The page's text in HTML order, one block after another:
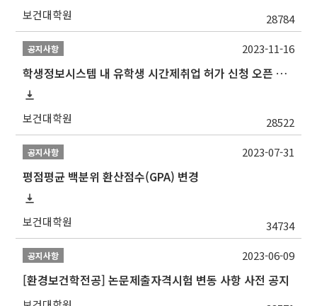
보건대학원 28784
공지사항
학생정보시스템 내 유학생 시간제취업 허가 신청 오픈 안내
보건대학원 28522
2023-11-16
공지사항
평점평균 백분위 환산점수(GPA) 변경
보건대학원 34734
2023-07-31
공지사항
[환경보건학전공] 논문제출자격시험 변동 사항 사전 공지
2023-06-09